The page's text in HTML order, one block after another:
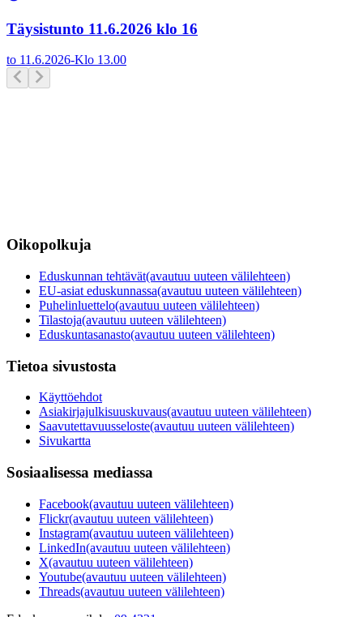
Täysistunto 11.6.2026 klo 16
to 11.6.2026-Klo 13.00
Oikopolkuja
Eduskunnan tehtävät(avautuu uuteen välilehteen)
EU-asiat eduskunnassa(avautuu uuteen välilehteen)
Puhelinluettelo(avautuu uuteen välilehteen)
Tilastoja(avautuu uuteen välilehteen)
Eduskuntasanasto(avautuu uuteen välilehteen)
Tietoa sivustosta
Käyttöehdot
Asiakirjajulkisuuskuvaus(avautuu uuteen välilehteen)
Saavutettavuusseloste(avautuu uuteen välilehteen)
Sivukartta
Sosiaalisessa mediassa
Facebook(avautuu uuteen välilehteen)
Flickr(avautuu uuteen välilehteen)
Instagram(avautuu uuteen välilehteen)
LinkedIn(avautuu uuteen välilehteen)
X(avautuu uuteen välilehteen)
Youtube(avautuu uuteen välilehteen)
Threads(avautuu uuteen välilehteen)